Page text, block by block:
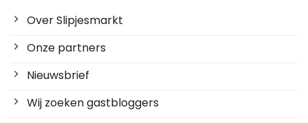
Over Slipjesmarkt
Onze partners
Nieuwsbrief
Wij zoeken gastbloggers